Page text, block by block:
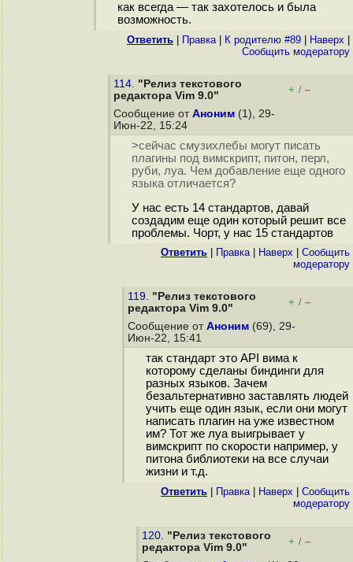
как всегда — так захотелось и была
возможность.
Ответить Правка| К родителю #89 Наверх
Cообщить модератору
114. "Релиз текстового
редактора Vim 9.0"
+ / –
Сообщение от Аноним (1), 29-
Июн-22, 15:24
>сейчас смузихлебы могут писать
плагины под вимскрипт, питон, перл,
руби, луа. Чем добавление еще одного
языка отличается?
У нас есть 14 стандартов, давай
создадим еще один который решит все
проблемы. Чорт, у нас 15 стандартов
Ответить Правка| Наверх
Cообщить
модератору
119. "Релиз текстового
редактора Vim 9.0"
+ / –
Сообщение от Аноним (69), 29-
Июн-22, 15:41
так стандарт это API вима к
которому сделаны биндинги для
разных языков. Зачем
безальтернативно заставлять людей
учить еще один язык, если они могут
написать плагин на уже известном
им? Тот же луа выигрывает у
вимскрипт по скорости например, у
питона библиотеки на все случаи
жизни и т.д.
Ответить Правка| Наверх
Cообщить
модератору
120. "Релиз текстового
редактора Vim 9.0"
+ / –